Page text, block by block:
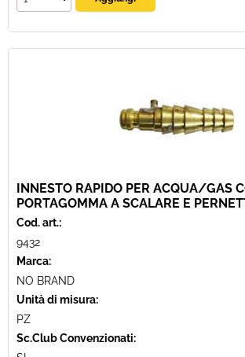
INNESTO RAPIDO PER ACQUA/GAS
PORTAGOMMA A SCALARE E
Cod. art.:
9432
Marca:
NO BRAND
Unità di misura:
PZ
Sc.Club Convenzionati: